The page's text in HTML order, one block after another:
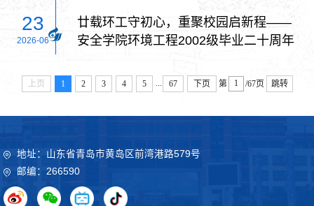
23
2026-06
廿载环工守初心，重聚校园启新程——
安全学院环境工程2002级毕业二十周年
上页 1 2 3 4 5 67 下页 第 /67页 跳转
地址：山东省青岛市黄岛区前湾港路579号
邮编：266590